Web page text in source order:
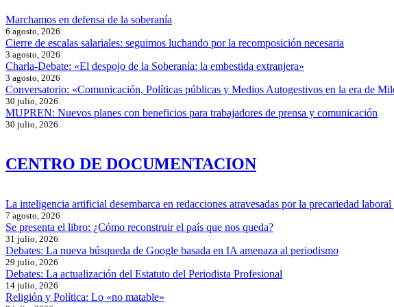
Marchamos en defensa de la soberanía
6 agosto, 2026
Cierre de escalas salariales: seguimos luchando por la recomposición necesaria
3 agosto, 2026
Charla-Debate: «El despojo de la Soberanía: la embestida extranjera»
3 agosto, 2026
Conversatorio: «Comunicación, Políticas públicas y Medios Autogestivos en la era de
30 julio, 2026
MUPREN: Nuevos planes con beneficios para trabajadores de prensa y comunicación
30 julio, 2026
CENTRO DE DOCUMENTACION
La inteligencia artificial desembarca en redacciones atravesadas por la precariedad
7 agosto, 2026
Se presenta el libro: ¿Cómo reconstruir el país que nos queda?
31 julio, 2026
Debates: La nueva búsqueda de Google basada en IA amenaza al periodismo
29 julio, 2026
Debates: La actualización del Estatuto del Periodista Profesional
14 julio, 2026
Religión y Política: Lo «no matable»